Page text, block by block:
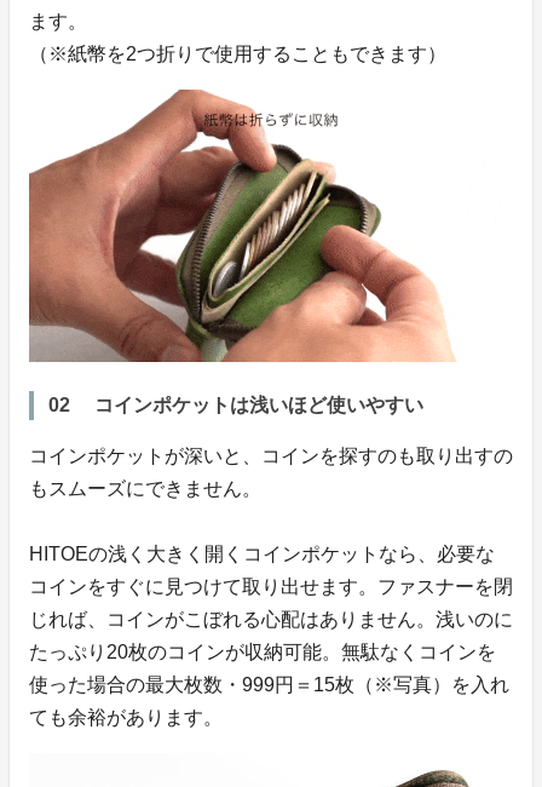
ます。
（※紙幣を2つ折りで使用することもできます）
02 コインポケットは浅いほど使いやすい
コインポケットが深いと、コインを探すのも取り出すの
もスムーズにできません。
HITOEの浅く大きく開くコインポケットなら、必要な
コインをすぐに見つけて取り出せます。ファスナーを閉
じれば、コインがこぼれる心配はありません。浅いのに
たっぷり20枚のコインが収納可能。無駄なくコインを
使った場合の最大枚数・999円＝15枚（※写真）を入れ
ても余裕があります。